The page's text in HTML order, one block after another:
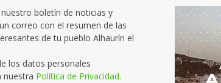
boletín de noticias y
correo con el resumen de las
de tu pueblo Alhaurín el
los datos personales
nuestra Política de Privacidad.